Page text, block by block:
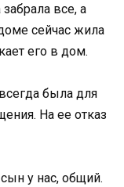
все, а
сейчас жила
его в дом.
была для
На ее отказ
у нас, общий.